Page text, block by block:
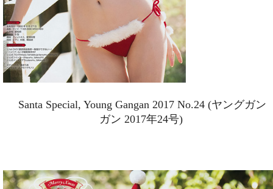
Santa Special, Young Gangan 2017 No.24 (ヤングガン
ガン 2017年24号)